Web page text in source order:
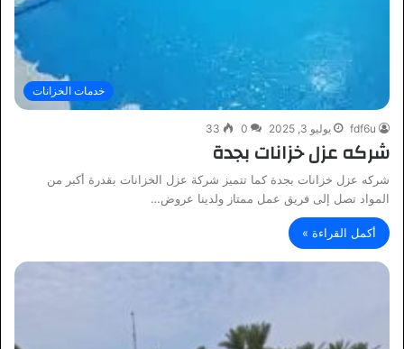
خدمات الخزانات
fdf6u يوليو 3, 2025 0
33
شركه عزل خزانات بجدة
شركه عزل خزانات بجدة كما تتميز شركة عزل الخزانات بقدرة أكبر من
المواد تصل إلى فريق عمل ممتاز ولدينا عروض…
أكمل القراءة »